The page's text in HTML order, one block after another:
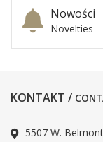
Nowości
Novelties
KONTAKT /
5507 W.